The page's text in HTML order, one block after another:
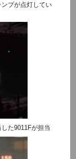
プが点灯してい
た9011Fが担当